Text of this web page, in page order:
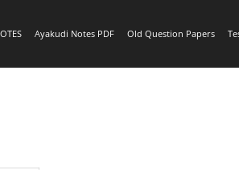
Ayakudi Notes PDF Old Question Papers